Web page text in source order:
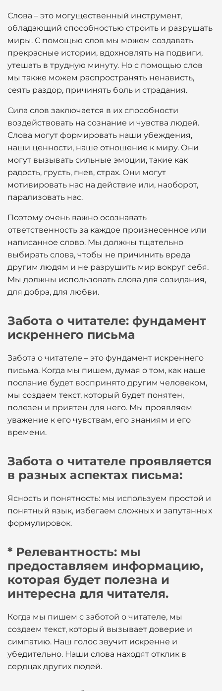
Слова – это могущественный инструмент,
обладающий способностью строить и разрушать
миры. С помощью слов мы можем создавать
прекрасные истории, вдохновлять на подвиги,
утешать в трудную минуту. Но с помощью слов
мы также можем распространять ненависть,
сеять раздор, причинять боль и страдания.
Сила слов заключается в их способности
воздействовать на сознание и чувства людей.
Слова могут формировать наши убеждения,
наши ценности, наше отношение к миру. Они
могут вызывать сильные эмоции, такие как
радость, грусть, гнев, страх. Они могут
мотивировать нас на действие или, наоборот,
парализовать нас.
Поэтому очень важно осознавать
ответственность за каждое произнесенное или
написанное слово. Мы должны тщательно
выбирать слова, чтобы не причинить вреда
другим людям и не разрушить мир вокруг себя.
Мы должны использовать слова для созидания,
для добра, для любви.
Забота о читателе: фундамент
искреннего письма
Забота о читателе – это фундамент искреннего
письма. Когда мы пишем, думая о том, как наше
послание будет воспринято другим человеком,
мы создаем текст, который будет понятен,
полезен и приятен для него. Мы проявляем
уважение к его чувствам, его знаниям и его
времени.
Забота о читателе проявляется
в разных аспектах письма:
Ясность и понятность: мы используем простой и
понятный язык, избегаем сложных и запутанных
формулировок.
* Релевантность: мы
предоставляем информацию,
которая будет полезна и
интересна для читателя.
Когда мы пишем с заботой о читателе, мы
создаем текст, который вызывает доверие и
симпатию. Наш голос звучит искренне и
убедительно. Наши слова находят отклик в
сердцах других людей.